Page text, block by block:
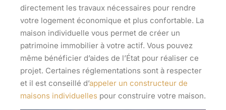
directement les travaux nécessaires pour rendre
votre logement économique et plus confortable. La
maison individuelle vous permet de créer un
patrimoine immobilier à votre actif. Vous pouvez
même bénéficier d’aides de l’État pour réaliser ce
projet. Certaines réglementations sont à respecter
et il est conseillé d’appeler un constructeur de
maisons individuelles pour construire votre maison.